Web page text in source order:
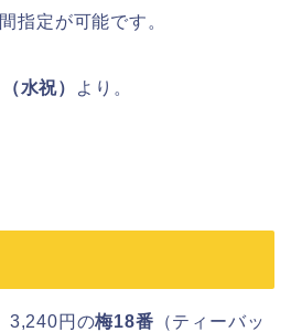
指定が可能です。
水祝） より。
3,240円の梅18番 （ティーバッ